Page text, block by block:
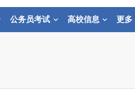
公务员考试 高校信息 更多